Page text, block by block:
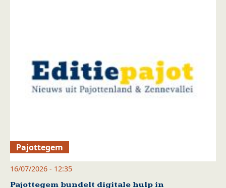
Pajottegem
16/07/2026 - 12:35
Pajottegem bundelt digitale hulp in